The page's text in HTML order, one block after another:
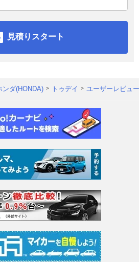
見積りスタート
ンダ(HONDA) トゥデイ ユーザーレビュ